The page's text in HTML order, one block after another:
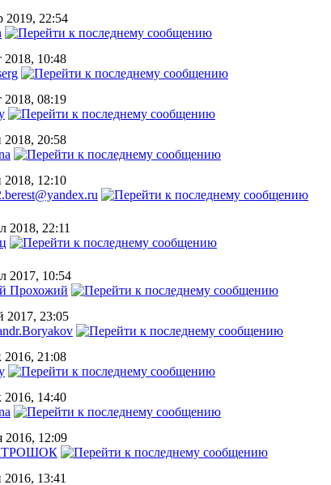
2019, 22:54
2018, 10:48
2018, 08:19
2018, 20:58
2018, 12:10
2018, 22:11
2017, 10:54
Прохожий
2017, 23:05
2016, 21:08
2016, 14:40
2016, 12:09
2016, 13:41